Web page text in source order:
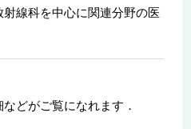
線科を中心に関連分野の医
どがご覧になれます．